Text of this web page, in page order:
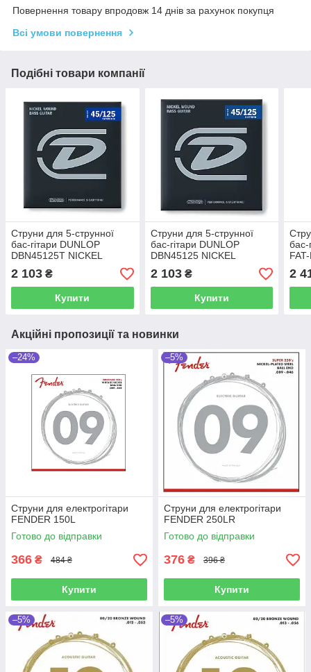
Повернення товару впродовж 14 днів за рахунок покупця
Всі умови повернення
Подібні товари компанії
Струни для 5-струнної
бас-гітари DUNLOP
DBN45125T NICKEL
PLATED STEEL MEDIUM
5-STRING TAPERED B
(45-125)
2 103 ₴
Купити
Струни для 5-струнної
бас-гітари DUNLOP
DBN45125 NICKEL
WOUND BASS STRINGS
45-125 | 5-STRING
2 103₴
Купити
бас-
125)
2
Акційні пропозиції та новинки
–24%
Струни для електрогітари
FENDER 150L
Готово до відправки
366 ₴ 484 ₴
Купити
–5%
Струни для електрогітари
FENDER 250LR
Готово до відправки
376 ₴ 396 ₴
Купити
–5% –5%